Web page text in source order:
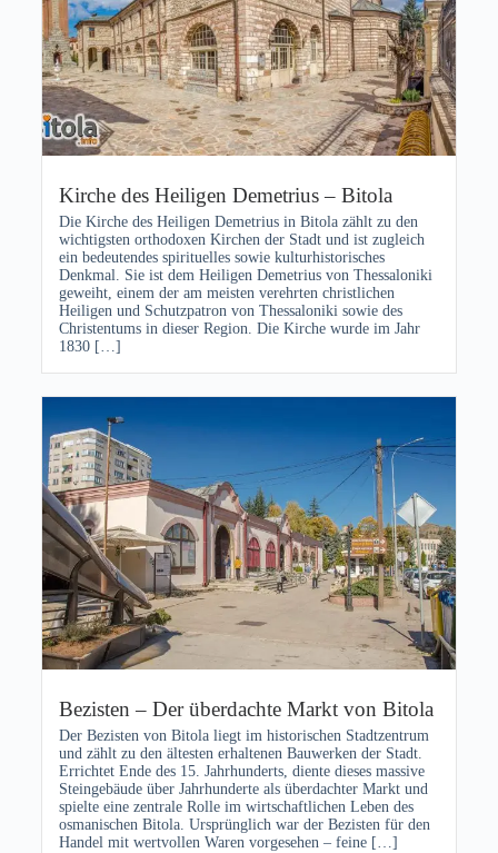
Kirche des Heiligen Demetrius – Bitola
Die Kirche des Heiligen Demetrius in Bitola zählt zu den
wichtigsten orthodoxen Kirchen der Stadt und ist zugleich
ein bedeutendes spirituelles sowie kulturhistorisches
Denkmal. Sie ist dem Heiligen Demetrius von Thessaloniki
geweiht, einem der am meisten verehrten christlichen
Heiligen und Schutzpatron von Thessaloniki sowie des
Christentums in dieser Region. Die Kirche wurde im Jahr
1830 […]
Bezisten – Der überdachte Markt von Bitola
Der Bezisten von Bitola liegt im historischen Stadtzentrum
und zählt zu den ältesten erhaltenen Bauwerken der Stadt.
Errichtet Ende des 15. Jahrhunderts, diente dieses massive
Steingebäude über Jahrhunderte als überdachter Markt und
spielte eine zentrale Rolle im wirtschaftlichen Leben des
osmanischen Bitola. Ursprünglich war der Bezisten für den
Handel mit wertvollen Waren vorgesehen – feine […]